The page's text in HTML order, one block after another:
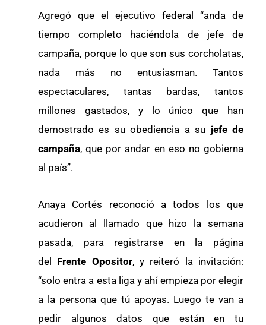
Agregó que el ejecutivo federal “anda de
tiempo completo haciéndola de jefe de
campaña, porque lo que son sus corcholatas,
nada más no entusiasman. Tantos
espectaculares, tantas bardas, tantos
millones gastados, y lo único que han
demostrado es su obediencia a su jefe de
campaña, que por andar en eso no gobierna
al país”.
Anaya Cortés reconoció a todos los que
acudieron al llamado que hizo la semana
pasada, para registrarse en la página
del Frente Opositor, y reiteró la invitación:
“solo entra a esta liga y ahí empieza por elegir
a la persona que tú apoyas. Luego te van a
pedir algunos datos que están en tu